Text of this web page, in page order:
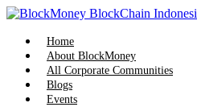
Skip
content
Home
About BlockMoney
All Corporate Communities
Blogs
Events